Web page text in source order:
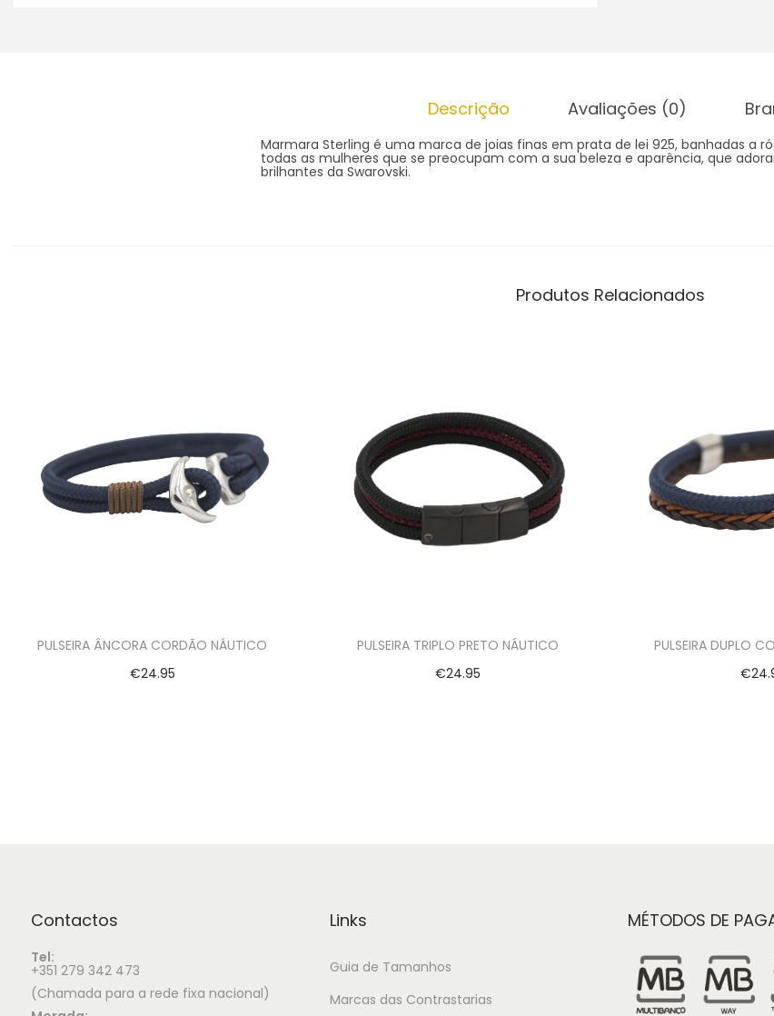
Descrição Avaliações (0)
Marmara Sterling é uma marca de joias finas em prata de lei 925, banhadas a
todas as mulheres que se preocupam com a sua beleza e aparência, que
brilhantes da Swarovski.
Produtos Relacionados
PULSEIRA ÂNCORA CORDÃO NÁUTICO
€24.95
PULSEIRA TRIPLO PRETO NÁUTICO
€24.95
PULSEIRA DUPLO
€
Contactos
Tel:
+351 279 342 473
(Chamada para a rede fixa nacional)
Links
Guia de Tamanhos
Marcas das Contrastarias
MÉTODOS DE